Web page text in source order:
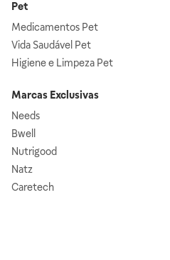
Pet
Medicamentos Pet
Vida Saudável Pet
Higiene e Limpeza Pet
Marcas Exclusivas
Needs
Bwell
Nutrigood
Natz
Caretech